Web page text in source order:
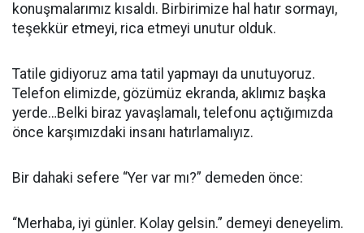
konuşmalarımız kısaldı. Birbirimize hal hatır sormayı,
teşekkür etmeyi, rica etmeyi unutur olduk.
Tatile gidiyoruz ama tatil yapmayı da unutuyoruz.
Telefon elimizde, gözümüz ekranda, aklımız başka
yerde…Belki biraz yavaşlamalı, telefonu açtığımızda
önce karşımızdaki insanı hatırlamalıyız.
Bir dahaki sefere “Yer var mı?” demeden önce:
“Merhaba, iyi günler. Kolay gelsin.” demeyi deneyelim.